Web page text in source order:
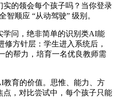
实的领会每个孩子吗？当你登录
顺应 “从动驾驶” 级别。
问，绝非简单的识别类AI能
方针层：学生进入系统后，
的帮力，培育一名优良教师需
教育的价值。思惟、能力、方
，对比尝试中，每个孩子只能